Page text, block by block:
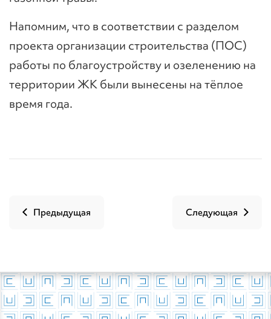
Напомним, что в соответствии с разделом
проекта организации строительства (ПОС)
работы по благоустройству и озеленению на
территории ЖК были вынесены на тёплое
время года.
Предыдущая Следующая